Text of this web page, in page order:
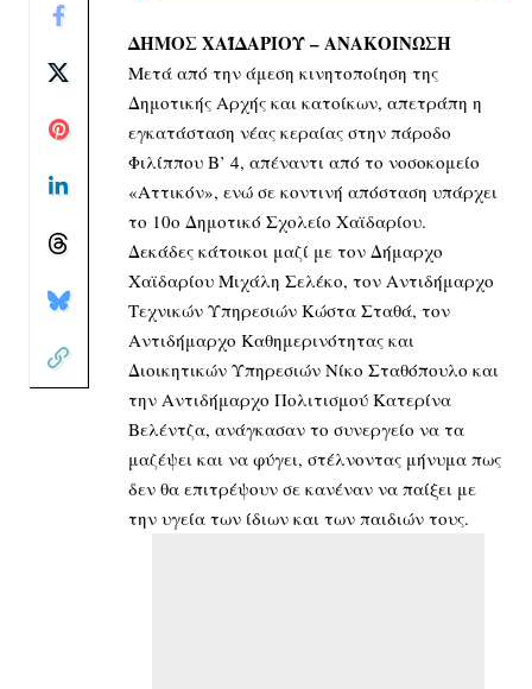
ΔΗΜΟΣ ΧΑΪΔΑΡΙΟΥ – ΑΝΑΚΟΙΝΩΣΗ
Μετά από την άμεση κινητοποίηση της
Δημοτικής Αρχής και κατοίκων, απετράπη η
εγκατάσταση νέας κεραίας στην πάροδο
Φιλίππου Β’ 4, απέναντι από το νοσοκομείο
«Αττικόν», ενώ σε κοντινή απόσταση υπάρχει
το 10ο Δημοτικό Σχολείο Χαϊδαρίου.
Δεκάδες κάτοικοι μαζί με τον Δήμαρχο
Χαϊδαρίου Μιχάλη Σελέκο, τον Αντιδήμαρχο
Τεχνικών Υπηρεσιών Κώστα Σταθά, τον
Αντιδήμαρχο Καθημερινότητας και
Διοικητικών Υπηρεσιών Νίκο Σταθόπουλο και
την Αντιδήμαρχο Πολιτισμού Κατερίνα
Βελέντζα, ανάγκασαν το συνεργείο να τα
μαζέψει και να φύγει, στέλνοντας μήνυμα πως
δεν θα επιτρέψουν σε κανέναν να παίξει με
την υγεία των ίδιων και των παιδιών τους.